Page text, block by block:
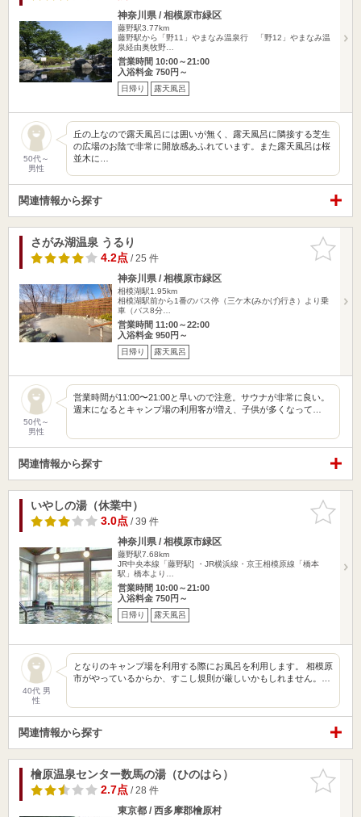
神奈川県 / 相模原市緑区
藤野駅3.77km
藤野駅から「野11」やまなみ温泉行 「野12」やまなみ温
泉経由奥牧野…
営業時間 10:00～21:00
入浴料金 750円～
日帰り 露天風呂
50代～
男性
丘の上なので露天風呂には囲いが無く、露天風呂に隣接する芝生
の広場のお陰で非常に開放感あふれています。また露天風呂は桜
並木に…
関連情報から探す
お気に入
りに追加
さがみ湖温泉 うるり
4.2点/ 25 件
神奈川県 / 相模原市緑区
相模湖駅1.95km
相模湖駅前から1番のバス停（三ケ木(みかげ)行き）より乗
車（バス8分…
営業時間 11:00～22:00
入浴料金 950円～
日帰り 露天風呂
50代～
男性
営業時間が11:00〜21:00と早いので注意。サウナが非常に良い。
週末になるとキャンプ場の利用客が増え、子供が多くなって…
関連情報から探す
お気に入
りに追加
いやしの湯（休業中）
3.0点/ 39 件
神奈川県 / 相模原市緑区
藤野駅7.68km
JR中央本線「藤野駅] ・JR横浜線・京王相模原線「橋本
駅」橋本より…
営業時間 10:00～21:00
入浴料金 750円～
日帰り 露天風呂
40代 男
性
となりのキャンプ場を利用する際にお風呂を利用します。 相模原
市がやっているからか、すこし規則が厳しいかもしれません。…
関連情報から探す
お気に入
りに追加
檜原温泉センター数馬の湯（ひのはら）
2.7点/ 28 件
東京都 / 西多摩郡檜原村